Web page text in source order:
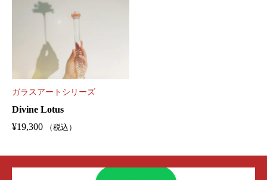
ガラスアートシリーズ
Divine Lotus
¥19,300 （税込）